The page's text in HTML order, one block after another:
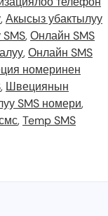
,Акысыз убактылуу
,Онлайн SMS
,Онлайн SMS
номеринен
, Швециянын
SMS номери,
,Temp SMS